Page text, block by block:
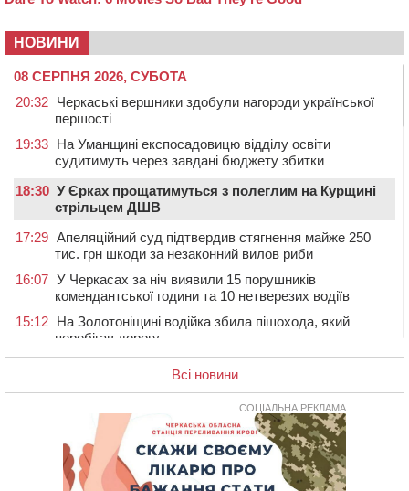
НОВИНИ
08 СЕРПНЯ 2026, СУБОТА
20:32 Черкаські вершники здобули нагороди української
першості
19:33 На Уманщині експосадовицю відділу освіти
судитимуть через завдані бюджету збитки
18:30 У Єрках прощатимуться з полеглим на Курщині
стрільцем ДШВ
17:29 Апеляційний суд підтвердив стягнення майже 250
тис. грн шкоди за незаконний вилов риби
16:07 У Черкасах за ніч виявили 15 порушників
комендантської години та 10 нетверезих водіїв
15:12 На Золотоніщині водійка збила пішохода, який
перебігав дорогу
під охорону 188-річну церкву
У Смілі біля магазину під колесами вантажівки
загинула жінка
У Черкасах пропонують для приватизації
п’ятиповерховий об’єкт у центрі міста
Всі новини
СОЦІАЛЬНА РЕКЛАМА